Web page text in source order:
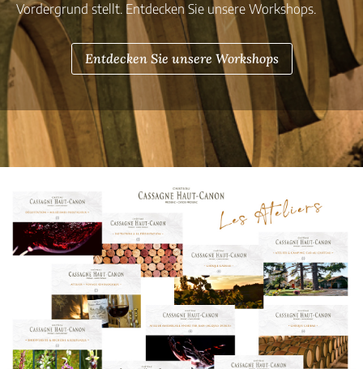
Vordergrund stellt. Entdecken Sie unsere Workshops.
Entdecken Sie unsere Workshops